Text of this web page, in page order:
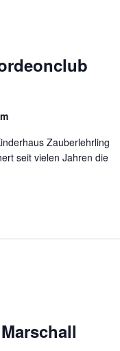
Zauberlehrling
seit vielen Jahren die